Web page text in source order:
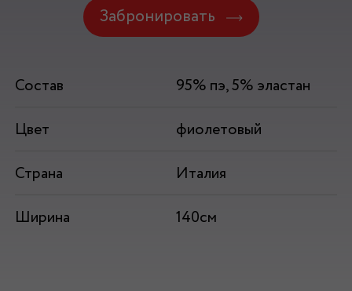
Забронировать
Состав
95% пэ, 5% эластан
Цвет
фиолетовый
Страна
Италия
Ширина
140см